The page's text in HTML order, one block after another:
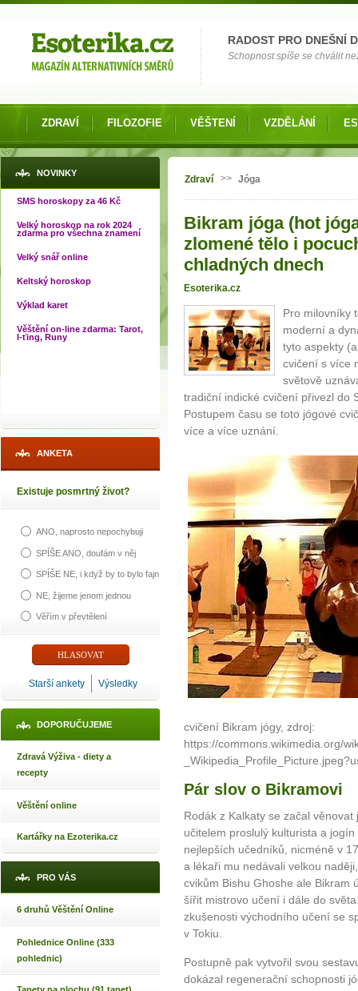
RADOST PRO DNEŠNÍ
Schopnost spíše se chválit
ZDRAVÍ FILOZOFIE VĚŠTENÍ VZDĚLÁNÍ
NOVINKY
SMS horoskopy za 46 Kč
Velký horoskop na rok 2024
zdarma pro všechna znamení
Velký snář online
Keltský horoskop
Výklad karet
Věštění on-line zdarma: Tarot,
I-ťing, Runy
ANKETA
Existuje posmrtný život?
ANO, naprosto nepochybuji
SPÍŠE ANO, doufám v něj
SPÍŠE NE, i když by to bylo fajn
NE, žijeme jenom jednou
Věřím v převtělení
Starší ankety Výsledky
DOPORUČUJEME
Zdravá Výživa - diety a
recepty
Věštění online
Kartářky na Ezoterika.cz
PRO VÁS
6 druhů Věštění Online
Pohlednice Online (333
pohlednic)
Jste zde
Zdraví >> Jóga
Bikram jóga (hot
zlomené tělo i
chladných dnech
Esoterika.cz
Pro milovníky
moderní a
tyto aspekty
cvičení s více
světově
tradiční indické cvičení přivezl do
Postupem času se toto jógové
více a více uznání.
cvičení Bikram jógy, zdroj:
https://commons.wikimedia.org/
Pár slov o Bikramovi
Rodák z Kalkaty se začal
učitelem proslulý kulturista a
nejlepších učedníků, nicméně v
a lékaři mu nedávali velkou
cvikům Bishu Ghoshe ale Bikram
šířit mistrovo učení i dále do
zkušenosti východního učení se
v Tokiu.
Postupně pak vytvořil svou
dokázal regenerační schopnosti